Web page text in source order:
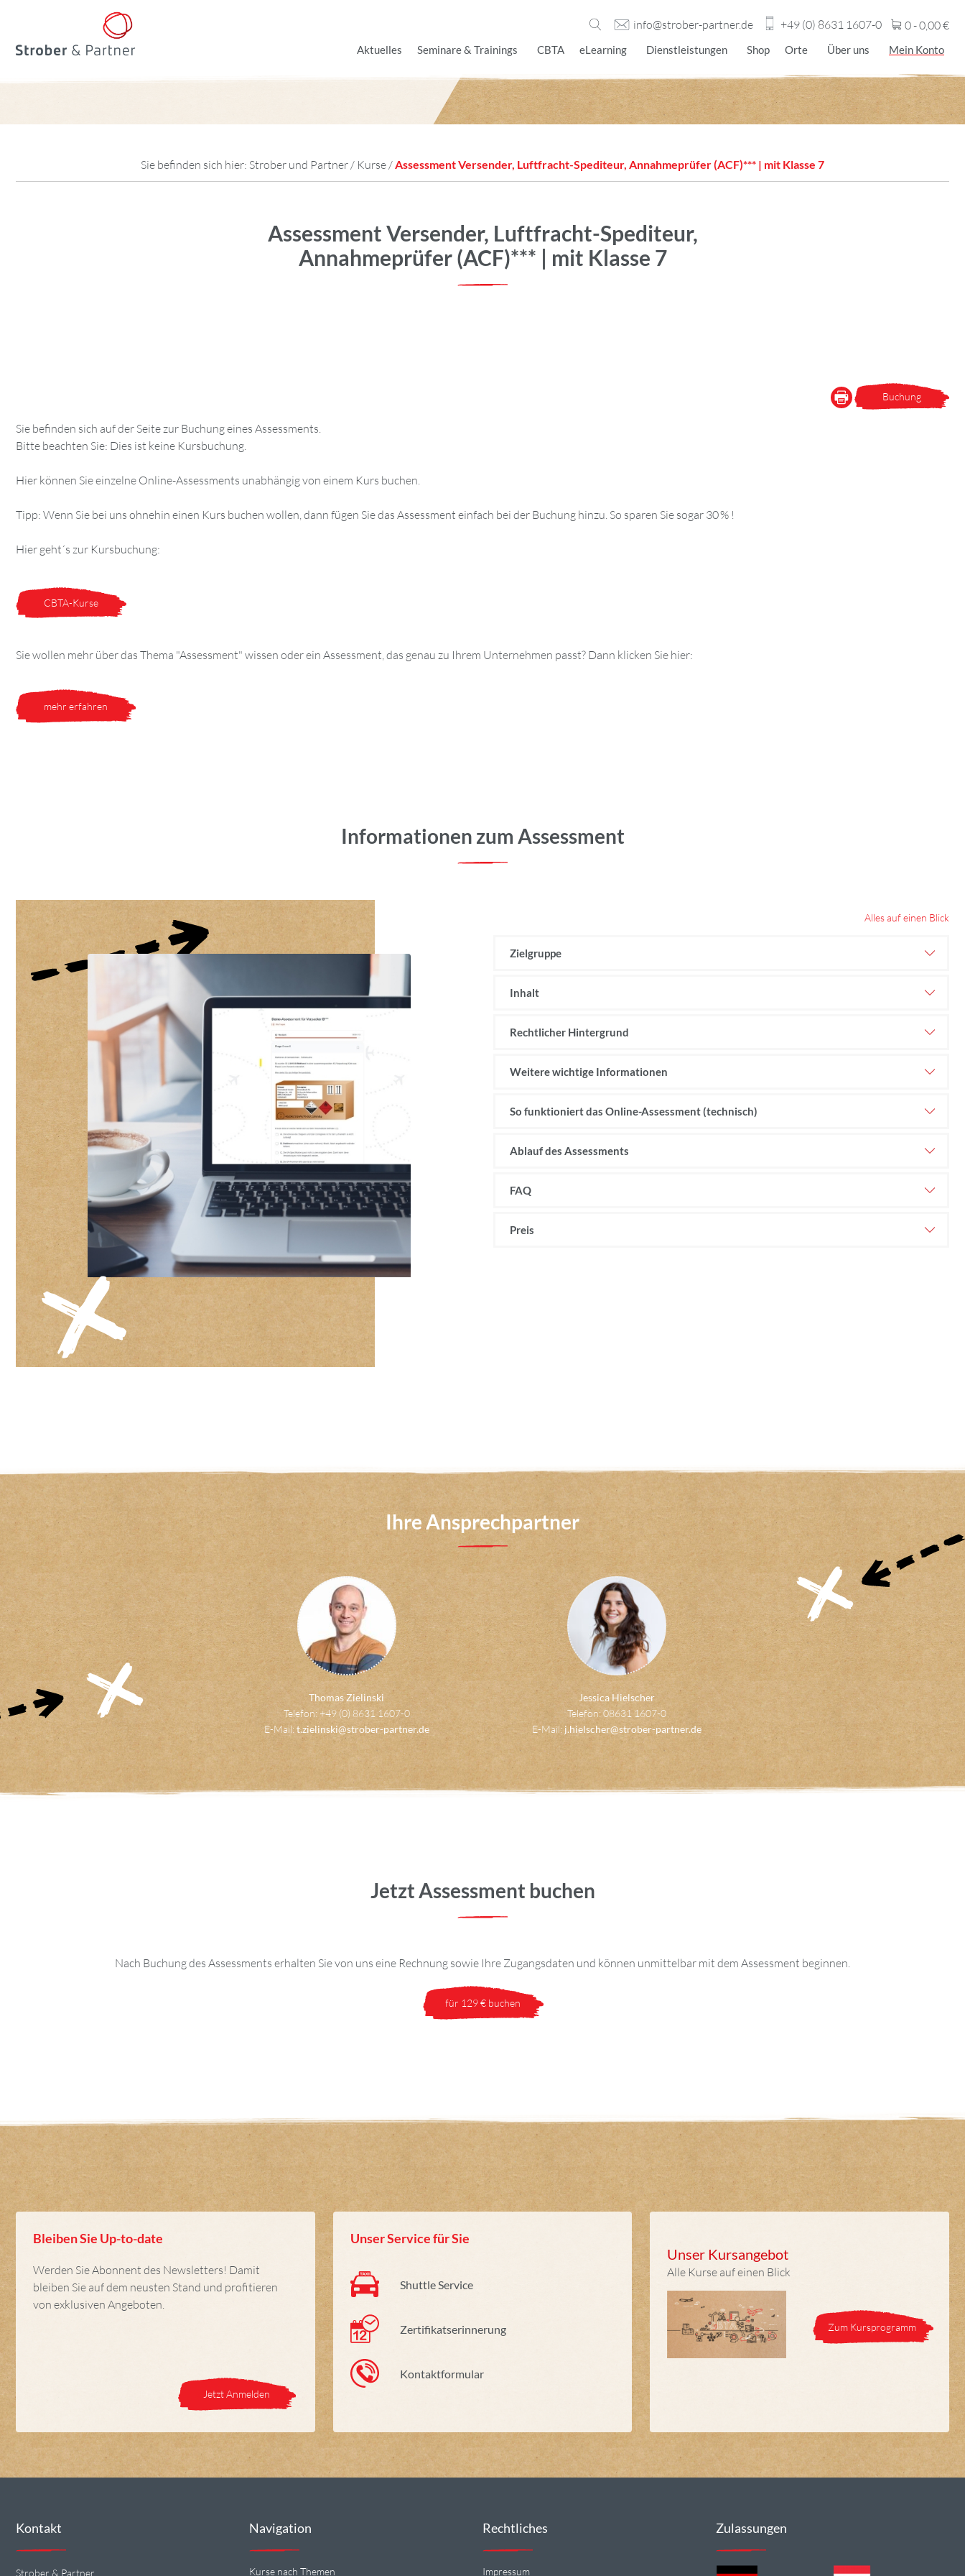
info@strober-partner.de +49 (0) 8631 1607-0 0 -0,00€
Aktuelles Seminare & Trainings CBTA eLearning Dienstleistungen Shop Orte Über uns Mein Konto
Sie befinden sich hier: Strober und Partner/ Kurse/Assessment Versender, Luftfracht-Spediteur, Annahmeprüfer (ACF)*** | mit Klasse 7
Assessment Versender, Luftfracht-Spediteur,
Annahmeprüfer (ACF)*** | mit Klasse 7
Buchung
Sie befinden sich auf der Seite zur Buchung eines Assessments.
Bitte beachten Sie: Dies ist keine Kursbuchung.
Hier können Sie einzelne Online-Assessments unabhängig von einem Kurs buchen.
Tipp: Wenn Sie bei uns ohnehin einen Kurs buchen wollen, dann fügen Sie das Assessment einfach bei der Buchung hinzu. So sparen Sie sogar 30 % !
Hier geht´s zur Kursbuchung:
CBTA-Kurse
Sie wollen mehr über das Thema "Assessment" wissen oder ein Assessment, das genau zu Ihrem Unternehmen passt? Dann klicken Sie hier:
mehr erfahren
Informationen zum Assessment
Alles auf einen Blick
Zielgruppe
Inhalt
Rechtlicher Hintergrund
Weitere wichtige Informationen
So funktioniert das Online-Assessment (technisch)
Ablauf des Assessments
FAQ
Preis
Ihre Ansprechpartner
Thomas Zielinski
Telefon: +49 (0) 8631 1607-0
E-Mail: t.zielinski@strober-partner.de
Jessica Hielscher
Telefon: 08631 1607-0
E-Mail: j.hielscher@strober-partner.de
Jetzt Assessment buchen
Nach Buchung des Assessments erhalten Sie von uns eine Rechnung sowie Ihre Zugangsdaten und können unmittelbar mit dem Assessment beginnen.
für 129 € buchen
Bleiben Sie Up-to-date
Werden Sie Abonnent des Newsletters! Damit
bleiben Sie auf dem neusten Stand und profitieren
von exklusiven Angeboten.
Jetzt Anmelden
Unser Service für Sie
Shuttle Service
Zertifikatserinnerung
Kontaktformular
Unser Kursangebot
Alle Kurse auf einen Blick
Zum Kursprogramm
Kontakt
Strober & Partner
Navigation
Kurse nach Themen
Rechtliches
Impressum
Zulassungen